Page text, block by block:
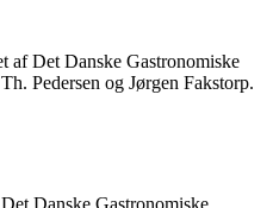
af Det Danske Gastronomiske
Pedersen og Jørgen Fakstorp.
Danske Gastronomiske